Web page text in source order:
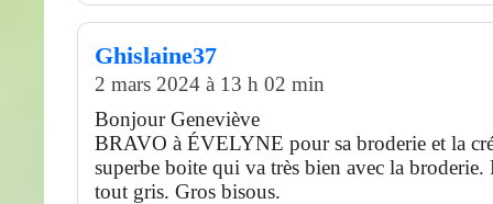
Ghislaine37
2 mars 2024 à 13 h 02 min
Bonjour Geneviève
BRAVO à ÉVELYNE pour sa broderie et la
superbe boite qui va très bien avec la broderie.
tout gris. Gros bisous.